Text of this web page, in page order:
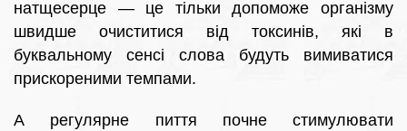
натщесерце — це тільки допоможе організму
швидше очиститися від токсинів, які в
буквальному сенсі слова будуть вимиватися
прискореними темпами.
А регулярне пиття почне стимулювати